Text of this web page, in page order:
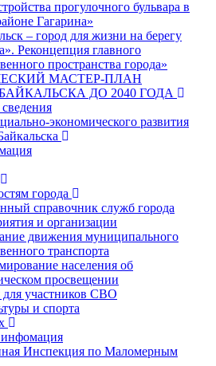
прогулочного бульвара в
Гагарина»
– город для жизни на берегу
Реконцепция главного
пространства города»
МАСТЕР-ПЛАН
ДО 2040 ГОДА
экономического развития
города
справочник служб города
и организации
движения муниципального
транспорта
населения об
просвещении
участников СВО
и спорта
Инспекция по Маломерным